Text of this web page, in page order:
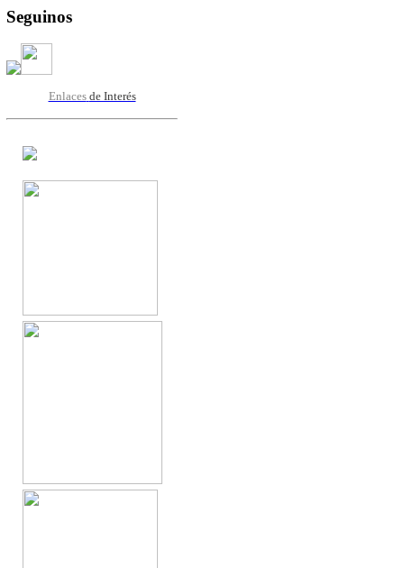
Seguinos
Enlaces de Interés